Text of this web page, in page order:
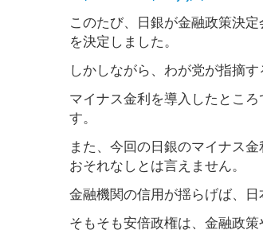
このたび、日銀が金融政策決
を決定しました。
しかしながら、わが党が指摘
マイナス金利を導入したとこ
す。
また、今回の日銀のマイナス
おそれなしとは言えません。
金融機関の信用が揺らげば、
そもそも安倍政権は、金融政